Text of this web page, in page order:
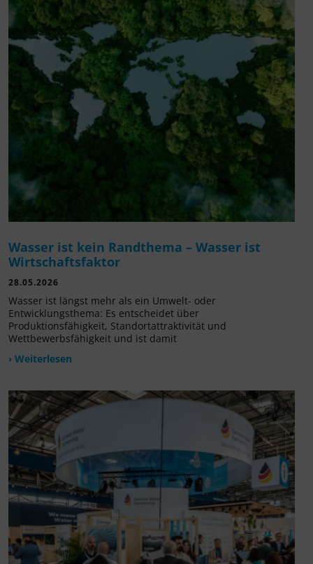
Wasser ist kein Randthema – Wasser ist
Wirtschaftsfaktor
28.05.2026
Wasser ist längst mehr als ein Umwelt- oder
Entwicklungsthema: Es entscheidet über
Produktionsfähigkeit, Standortattraktivität und
Wettbewerbsfähigkeit und ist damit
› Weiterlesen